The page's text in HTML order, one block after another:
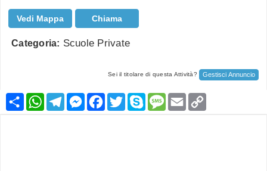
Vedi Mappa Chiama
Categoria: Scuole Private
Sei il titolare di questa Attività? Gestisci Annuncio
CondividiWhatsApp
TelegramMessenger
Facebook
TwitterSkypeMessage
Email